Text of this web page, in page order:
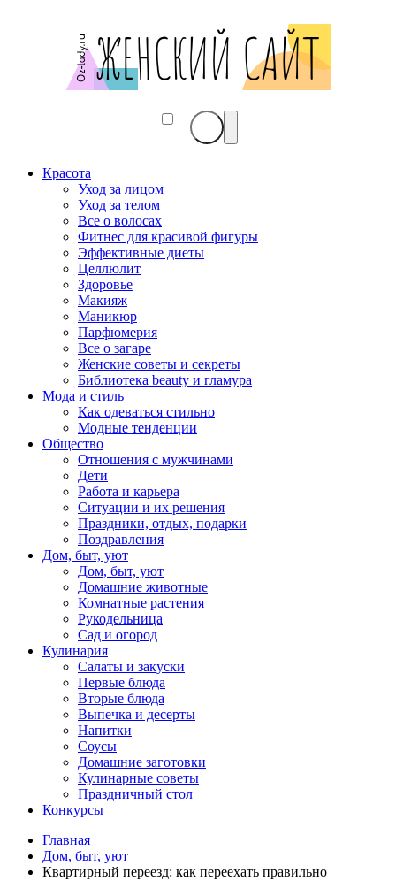
Красота
Уход за лицом
Уход за телом
Все о волосах
Фитнес для красивой фигуры
Эффективные диеты
Целлюлит
Здоровье
Макияж
Маникюр
Парфюмерия
Все о загаре
Женские советы и секреты
Библиотека beauty и гламура
Мода и стиль
Как одеваться стильно
Модные тенденции
Общество
Отношения с мужчинами
Дети
Работа и карьера
Ситуации и их решения
Праздники, отдых, подарки
Поздравления
Дом, быт, уют
Дом, быт, уют
Домашние животные
Комнатные растения
Рукодельница
Сад и огород
Кулинария
Салаты и закуски
Первые блюда
Вторые блюда
Выпечка и десерты
Напитки
Соусы
Домашние заготовки
Кулинарные советы
Праздничный стол
Конкурсы
Главная
Дом, быт, уют
Квартирный переезд: как переехать правильно